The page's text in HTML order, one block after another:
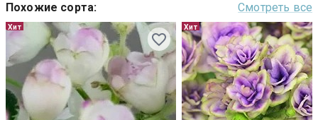
Похожие сорта: Смотреть все
Хит Хит